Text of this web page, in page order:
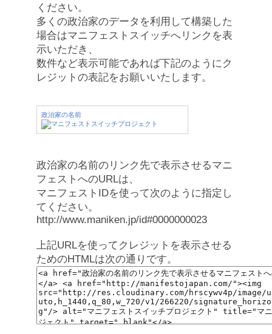
ください。
多くの政治家のデータを利用して構築した
場合はマニフェストスイッチへリンクを表
示いただき、
数件など表示可能であれば下記のようにク
レジットの表記をお願いいたします。
政治家の名前
政治家の名前のリンク先で表示させるマニ
フェストへのURLは、
マニフェストIDを使って次のように指定し
てください。
http://www.maniken.jp/id#0000000023
上記URLを使ってクレジットを表示させる
ためのHTMLは次の通りです。